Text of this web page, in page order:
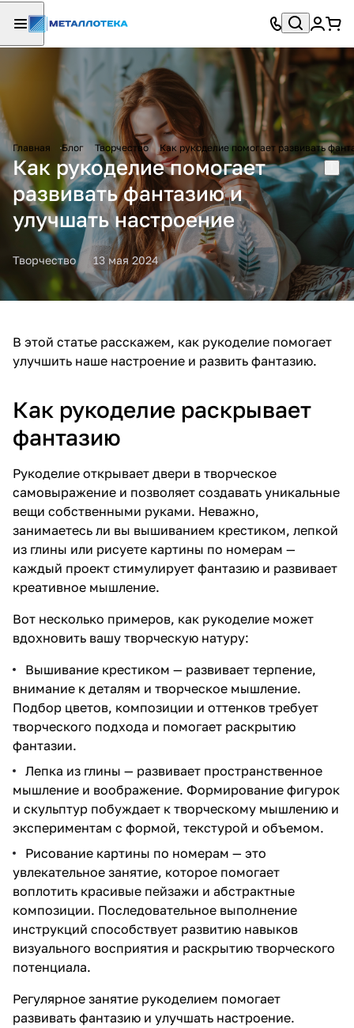
Главная Блог Творчество Как рукоделие помогает развивать
Как рукоделие помогает
развивать фантазию и
улучшать настроение
Творчество 13 мая 2024
В этой статье расскажем, как рукоделие помогает
улучшить наше настроение и развить фантазию.
Как рукоделие раскрывает
фантазию
Рукоделие открывает двери в творческое
самовыражение и позволяет создавать уникальные
вещи собственными руками. Неважно,
занимаетесь ли вы вышиванием крестиком, лепкой
из глины или рисуете картины по номерам —
каждый проект стимулирует фантазию и развивает
креативное мышление.
Вот несколько примеров, как рукоделие может
вдохновить вашу творческую натуру:
Вышивание крестиком — развивает терпение,
внимание к деталям и творческое мышление.
Подбор цветов, композиции и оттенков требует
творческого подхода и помогает раскрытию
фантазии.
Лепка из глины — развивает пространственное
мышление и воображение. Формирование фигурок
и скульптур побуждает к творческому мышлению и
экспериментам с формой, текстурой и объемом.
Рисование картины по номерам — это
увлекательное занятие, которое помогает
воплотить красивые пейзажи и абстрактные
композиции. Последовательное выполнение
инструкций способствует развитию навыков
визуального восприятия и раскрытию творческого
потенциала.
Регулярное занятие рукоделием помогает
развивать фантазию и улучшать настроение.